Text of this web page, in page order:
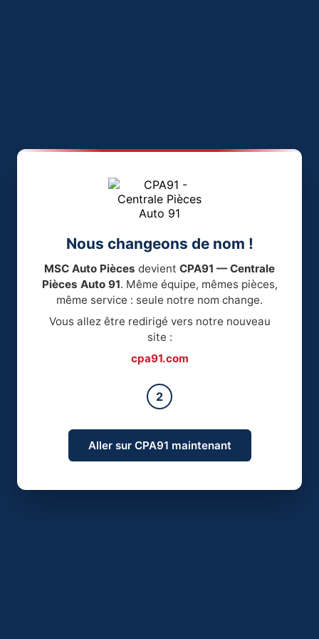
Nous changeons de nom !
MSC Auto Pièces devient CPA91 — Centrale
Pièces Auto 91. Même équipe, mêmes pièces,
même service : seule notre nom change.
Vous allez être redirigé vers notre nouveau
site :
cpa91.com
2
Aller sur CPA91 maintenant